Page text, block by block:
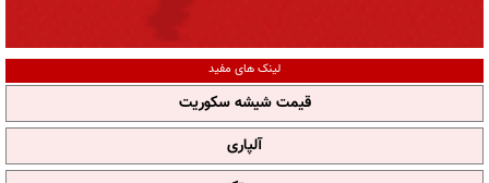
لینک های مفید
قیمت شیشه سکوریت
آلپاری